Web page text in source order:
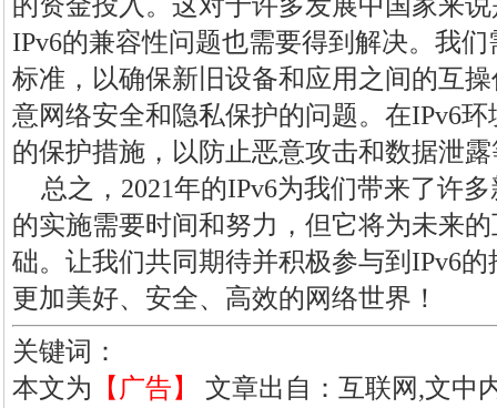
IPv6的兼容性问题也需要得到解决。我
标准，以确保新旧设备和应用之间的互
意网络安全和隐私保护的问题。在IPv6
的保护措施，以防止恶意攻击和数据泄
总之，2021年的IPv6为我们带来了许
的实施需要时间和努力，但它将为未来
础。让我们共同期待并积极参与到IPv6
更加美好、安全、高效的网络世界！
关键词：
本文为 【广告】
文章出自：互联网,文中